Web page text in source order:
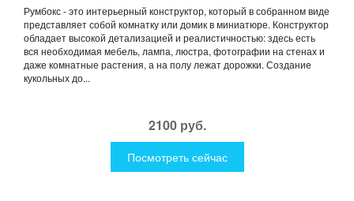
Румбокс - это интерьерный конструктор, который в собранном виде
представляет собой комнатку или домик в миниатюре. Конструктор
обладает высокой детализацией и реалистичностью: здесь есть
вся необходимая мебель, лампа, люстра, фотографии на стенах и
даже комнатные растения, а на полу лежат дорожки. Создание
кукольных до...
2100 руб.
Посмотреть сейчас